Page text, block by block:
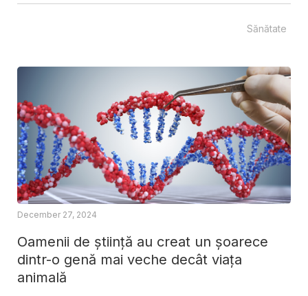
Sănătate
Oamenii de știință au creat un șoarece
dintr-o genă mai veche decât viața
animală
December 27, 2024